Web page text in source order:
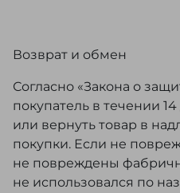
Возврат и обмен
Согласно «Закона о
покупатель в течении
или вернуть товар в
покупки. Если не
не повреждены
не использовался по